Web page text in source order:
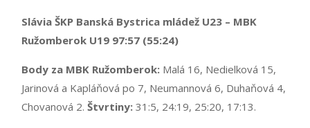
Slávia ŠKP Banská Bystrica mládež U23 – MBK
Ružomberok U19 97:57 (55:24)
Body za MBK Ružomberok: Malá 16, Nedielková 15,
Jarinová a Kapláňová po 7, Neumannová 6, Duhaňová 4,
Chovanová 2.Štvrtiny:31:5, 24:19, 25:20, 17:13.